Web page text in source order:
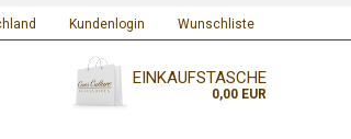
Kundenlogin Wunschliste
EINKAUFSTASCHE
0,00 EUR